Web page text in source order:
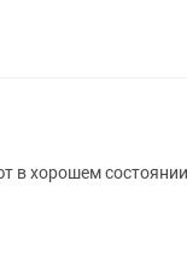
в хорошем состоянии